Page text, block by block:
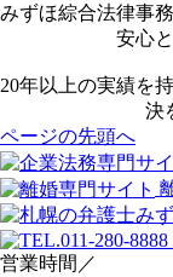
みずほ綜合法律事
安心
20年以上の実績を
決
ページの先頭へ
営業時間／